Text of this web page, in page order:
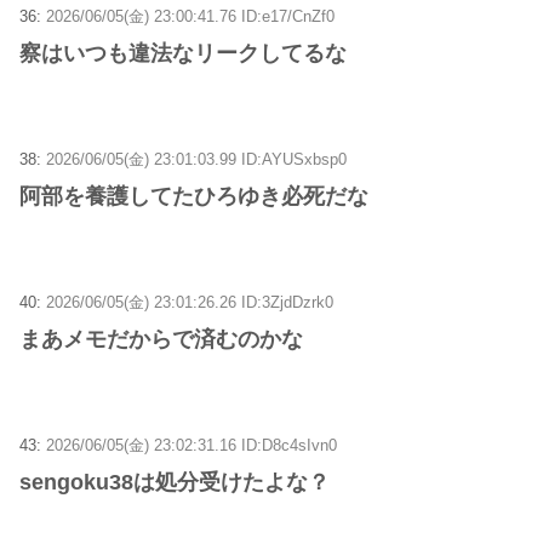
36: 2026/06/05(金) 23:00:41.76 ID:e17/CnZf0
察はいつも違法なリークしてるな
38: 2026/06/05(金) 23:01:03.99 ID:AYUSxbsp0
阿部を養護してたひろゆき必死だな
40: 2026/06/05(金) 23:01:26.26 ID:3ZjdDzrk0
まあメモだからで済むのかな
43: 2026/06/05(金) 23:02:31.16 ID:D8c4sIvn0
sengoku38は処分受けたよな？